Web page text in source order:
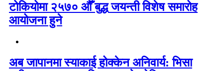
टोकियोमा २५७० औँ बुद्ध जयन्ती विशेष समारोह
आयोजना हुने
अब जापानमा स्याकाई होक्केन अनिवार्य: भिसा